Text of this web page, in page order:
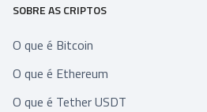
SOBRE AS CRIPTOS
O que é Bitcoin
O que é Ethereum
O que é Tether USDT